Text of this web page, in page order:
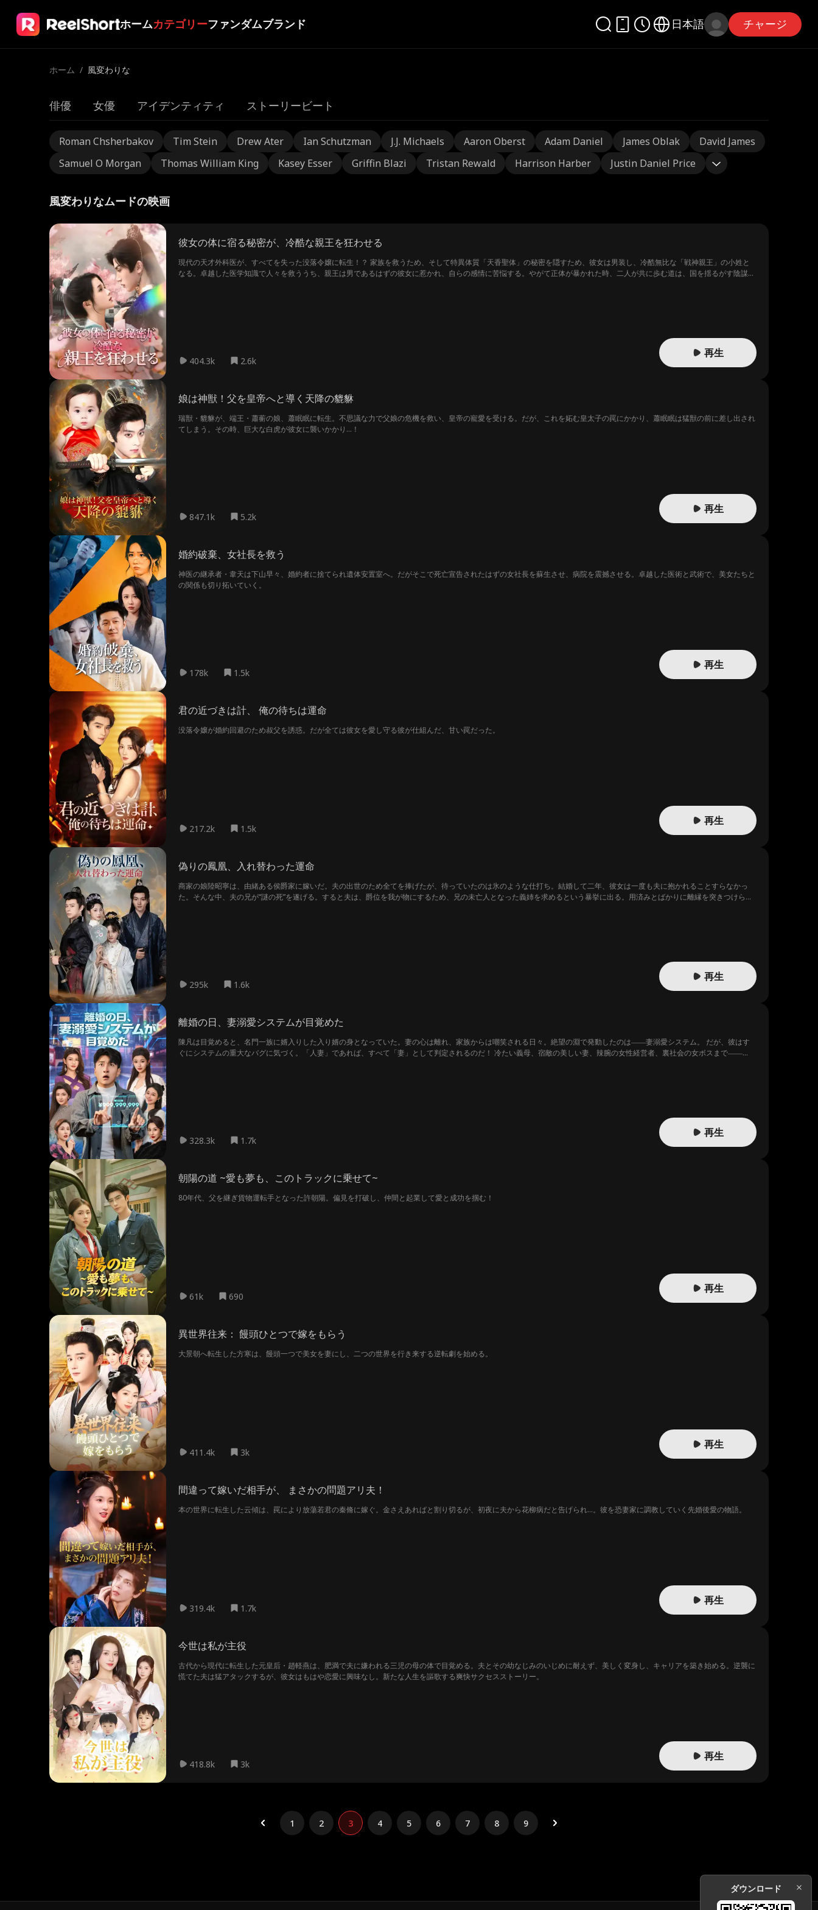
ホームカテゴリーファンダムブランド 日本語 チャージ
ホーム / 風変わりな
俳優 女優 アイデンティティ ストーリービート
Roman Chsherbakov Tim Stein Drew Ater Ian Schutzman J.J. Michaels Aaron Oberst Adam Daniel James Oblak
David James
Samuel O Morgan
Thomas William King Kasey Esser Griffin Blazi Tristan Rewald Harrison Harber Justin Daniel Price
風変わりなムードの映画
彼女の体に宿る秘密が、冷酷な親王を狂わせる
現代の天才外科医が、すべてを失った没落令嬢に転生！？ 家族を救うため、そして特異体質「天香聖体」の秘密を隠すため、彼女は男装し、冷酷無比な「戦神親王」の小姓と
なる。卓越した医学知識で人々を救ううち、親王は男であるはずの彼女に惹かれ、自らの感情に苦悩する。やがて正体が暴かれた時、二人が共に歩む道は、国を揺るがす陰謀
404.3k 2.6k
再生
娘は神獣！父を皇帝へと導く天降の貔貅
瑞獣・貔貅が、端王・蕭蘅の娘、蕭眠眠に転生。不思議な力で父娘の危機を救い、皇帝の寵愛を受ける。だが、これを妬む皇太子の罠にかかり、蕭眠眠は猛獣の前に差し出され
てしまう。その時、巨大な白虎が彼女に襲いかかり…！
847.1k 5.2k
再生
婚約破棄、女社長を救う
神医の継承者・韋天は下山早々、婚約者に捨てられ遺体安置室へ。だがそこで死亡宣告されたはずの女社長を蘇生させ、病院を震撼させる。卓越した医術と武術で、美女たちと
の関係も切り拓いていく。
178k 1.5k
再生
君の近づきは計、 俺の待ちは運命
没落令嬢が婚約回避のため叔父を誘惑。だが全ては彼女を愛し守る彼が仕組んだ、甘い罠だった。
217.2k 1.5k
再生
偽りの鳳凰、入れ替わった運命
商家の娘陸昭寧は、由緒ある侯爵家に嫁いだ。夫の出世のため全てを捧げたが、待っていたのは氷のような仕打ち。結婚して二年、彼女は一度も夫に抱かれることすらなかっ
た。そんな中、夫の兄が“謎の死”を遂げる。すると夫は、爵位を我が物にするため、兄の未亡人となった義姉を求めるという暴挙に出る。用済みとばかりに離縁を突きつけられ
295k 1.6k
再生
離婚の日、妻溺愛システムが目覚めた
陳凡は目覚めると、名門一族に婿入りした入り婿の身となっていた。妻の心は離れ、家族からは嘲笑される日々。絶望の淵で発動したのは――妻溺愛システム。 だが、彼はす
ぐにシステムの重大なバグに気づく。「人妻」であれば、すべて「妻」として判定されるのだ！ 冷たい義母、宿敵の美しい妻、辣腕の女性経営者、裏社会の女ボスまで――
328.3k 1.7k
再生
朝陽の道 ~愛も夢も、このトラックに乗せて~
80年代、父を継ぎ貨物運転手となった許朝陽。偏見を打破し、仲間と起業して愛と成功を掴む！
61k 690
再生
異世界往来： 饅頭ひとつで嫁をもらう
大景朝へ転生した方寒は、饅頭一つで美女を妻にし、二つの世界を行き来する逆転劇を始める。
411.4k 3k
再生
間違って嫁いだ相手が、 まさかの問題アリ夫！
本の世界に転生した云傾は、罠により放蕩若君の秦脩に嫁ぐ。金さえあればと割り切るが、初夜に夫から花柳病だと告げられ…。彼を恐妻家に調教していく先婚後愛の物語。
319.4k 1.7k
再生
今世は私が主役
古代から現代に転生した元皇后・趙軽燕は、肥満で夫に嫌われる三児の母の体で目覚める。夫とその幼なじみのいじめに耐えず、美しく変身し、キャリアを築き始める。逆襲に
慌てた夫は猛アタックするが、彼女はもはや恋愛に興味なし。新たな人生を謳歌する爽快サクセスストーリー。
418.8k 3k
再生
1 2 3 4 5 6 7 8 9
ダウンロード